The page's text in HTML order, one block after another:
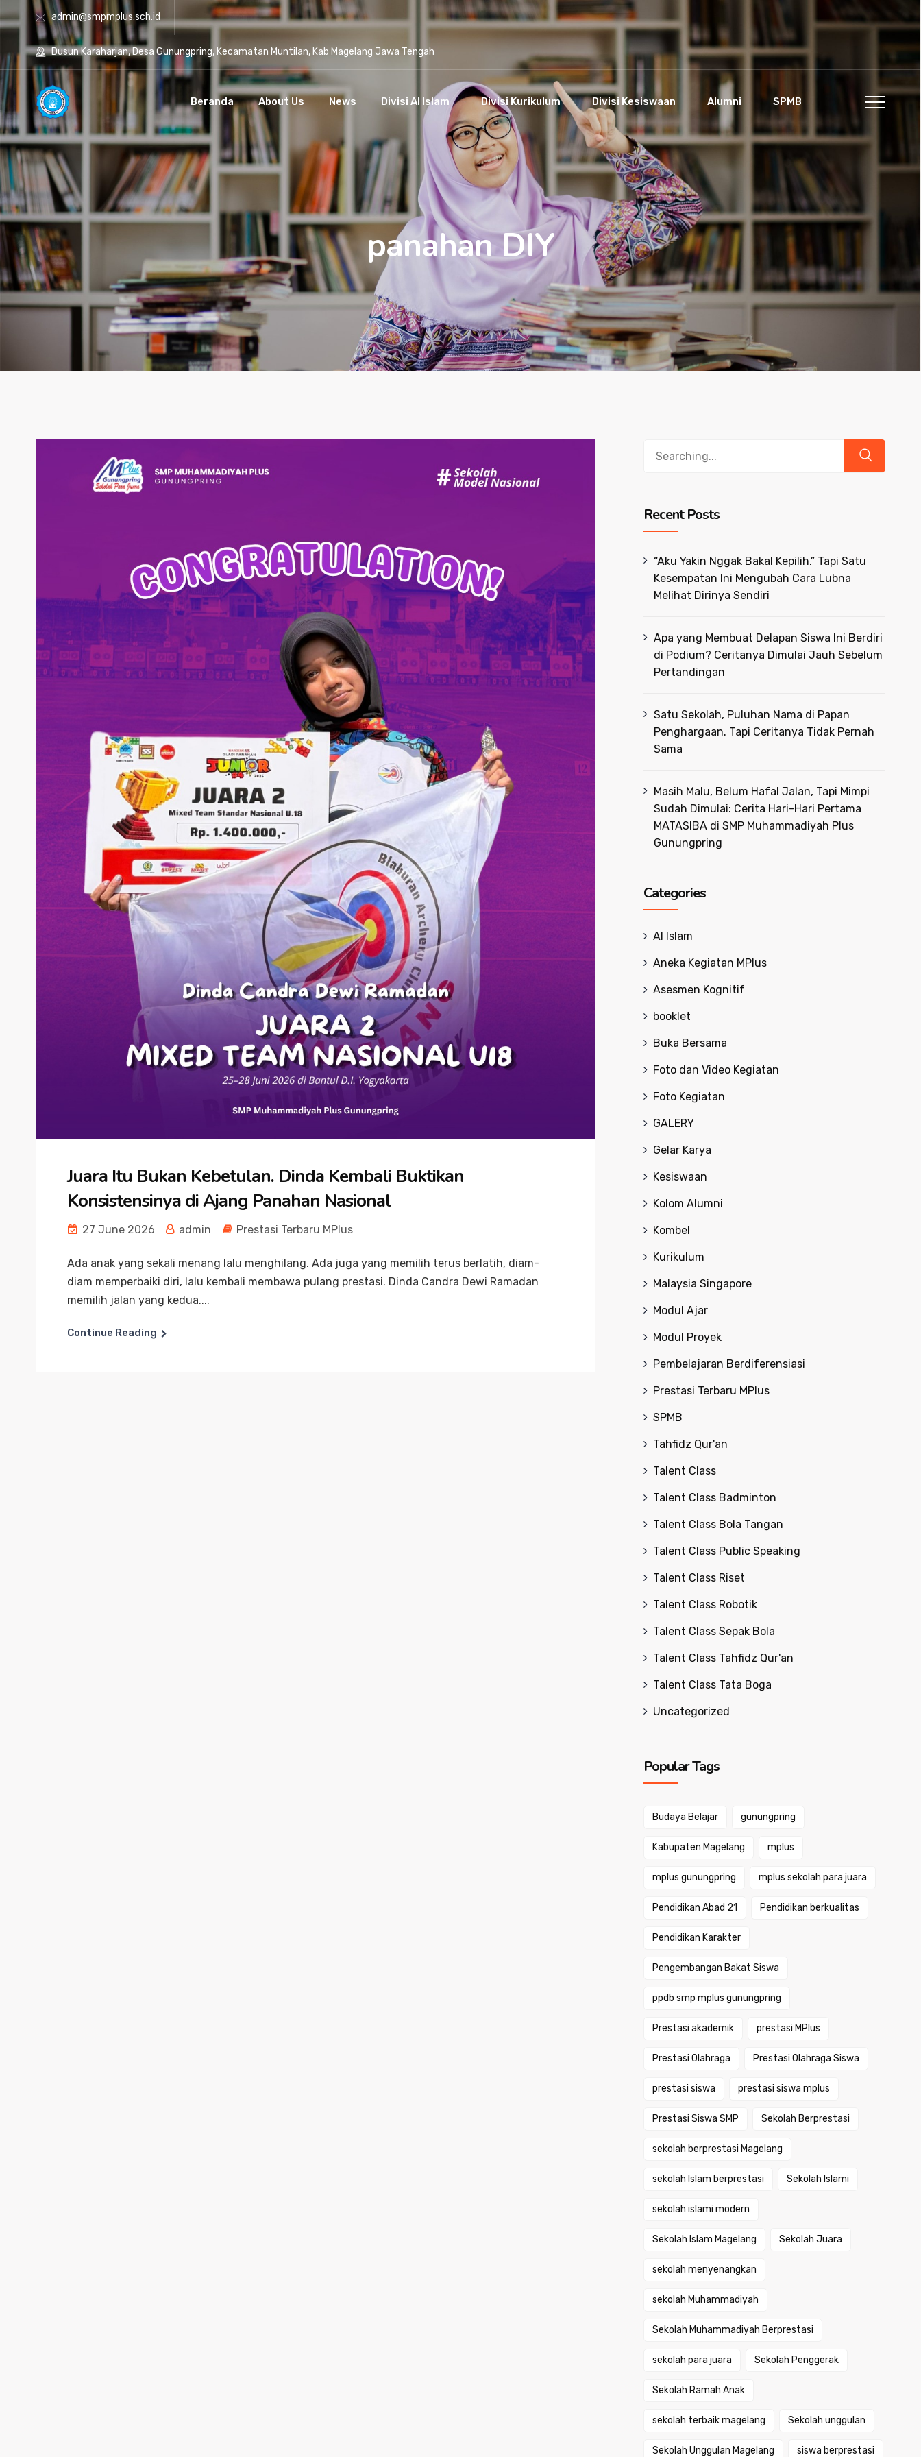
admin@smpmplus.sch.id
Dusun Karaharjan, Desa Gunungpring, Kecamatan Muntilan, Kab Magelang Jawa Tengah
Beranda About Us News Divisi Al Islam Divisi Kurikulum Divisi Kesiswaan Alumni SPMB
panahan DIY
Juara Itu Bukan Kebetulan. Dinda Kembali Buktikan
Konsistensinya di Ajang Panahan Nasional
27 June 2026 admin Prestasi Terbaru MPlus
Ada anak yang sekali menang lalu menghilang. Ada juga yang memilih terus berlatih, diam-
diam memperbaiki diri, lalu kembali membawa pulang prestasi. Dinda Candra Dewi Ramadan
memilih jalan yang kedua....
Continue Reading
Recent Posts
“Aku Yakin Nggak Bakal Kepilih.” Tapi Satu
Kesempatan Ini Mengubah Cara Lubna
Melihat Dirinya Sendiri
Apa yang Membuat Delapan Siswa Ini Berdiri
di Podium? Ceritanya Dimulai Jauh Sebelum
Pertandingan
Satu Sekolah, Puluhan Nama di Papan
Penghargaan. Tapi Ceritanya Tidak Pernah
Sama
Masih Malu, Belum Hafal Jalan, Tapi Mimpi
Sudah Dimulai: Cerita Hari-Hari Pertama
MATASIBA di SMP Muhammadiyah Plus
Gunungpring
Categories
Al Islam
Aneka Kegiatan MPlus
Asesmen Kognitif
booklet
Buka Bersama
Foto dan Video Kegiatan
Foto Kegiatan
GALERY
Gelar Karya
Kesiswaan
Kolom Alumni
Kombel
Kurikulum
Malaysia Singapore
Modul Ajar
Modul Proyek
Pembelajaran Berdiferensiasi
Prestasi Terbaru MPlus
SPMB
Tahfidz Qur'an
Talent Class
Talent Class Badminton
Talent Class Bola Tangan
Talent Class Public Speaking
Talent Class Riset
Talent Class Robotik
Talent Class Sepak Bola
Talent Class Tahfidz Qur'an
Talent Class Tata Boga
Uncategorized
Popular Tags
Budaya Belajar gunungpring
Kabupaten Magelang mplus
mplus gunungpring mplus sekolah para juara
Pendidikan Abad 21 Pendidikan berkualitas
Pendidikan Karakter
Pengembangan Bakat Siswa
ppdb smp mplus gunungpring
Prestasi akademik prestasi MPlus
Prestasi Olahraga Prestasi Olahraga Siswa
prestasi siswa prestasi siswa mplus
Prestasi Siswa SMP Sekolah Berprestasi
sekolah berprestasi Magelang
sekolah Islam berprestasi Sekolah Islami
sekolah islami modern
Sekolah Islam Magelang Sekolah Juara
sekolah menyenangkan
sekolah Muhammadiyah
Sekolah Muhammadiyah Berprestasi
sekolah para juara Sekolah Penggerak
Sekolah Ramah Anak
sekolah terbaik magelang Sekolah unggulan
Sekolah Unggulan Magelang siswa berprestasi